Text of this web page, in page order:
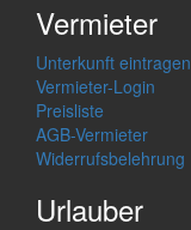
Vermieter
Unterkunft eintragen
Vermieter-Login
Preisliste
AGB-Vermieter
Widerrufsbelehrung
Urlauber